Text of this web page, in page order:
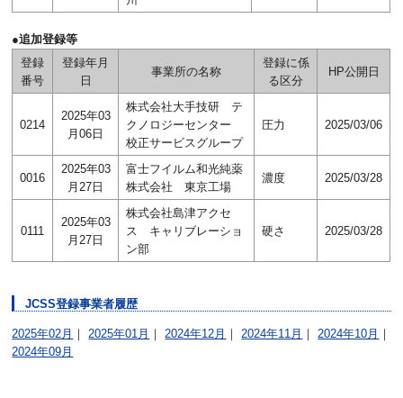
●追加登録等
登録
番号
登録年月
日
事業所の名称
登録に係
る区分
HP公開日
0214
2025年03
月06日
株式会社大手技研 テ
クノロジーセンター
校正サービスグループ
圧力 2025/03/06
0016
2025年03
月27日
富士フイルム和光純薬
株式会社 東京工場
濃度 2025/03/28
0111
2025年03
月27日
株式会社島津アクセ
ス キャリブレーショ
ン部
硬さ 2025/03/28
JCSS登録事業者履歴
2025年02月 ｜ 2025年01月 ｜ 2024年12月 ｜ 2024年11月 ｜ 2024年10月 ｜
2024年09月